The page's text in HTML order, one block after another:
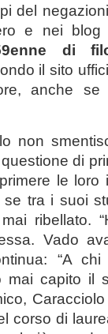
del
e nei
di
il sito
anche
non
di
le loro
se tra i suoi
ribellato.
Vado
“A
capito il
corso di